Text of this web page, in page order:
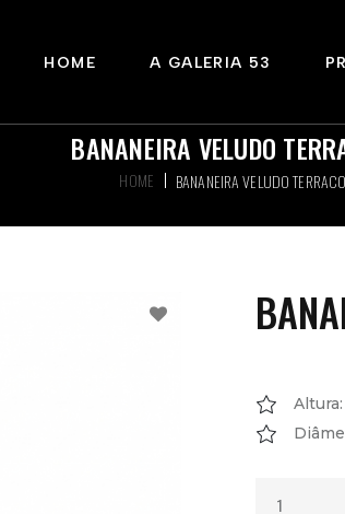
HOME A GALERIA 53
BANANEIRA VELUDO
HOME BANANEIRA VELUDO
Altura: